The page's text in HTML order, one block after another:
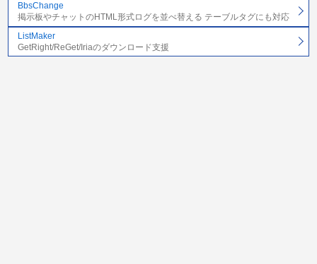
BbsChange
掲示板やチャットのHTML形式ログを並べ替える テーブルタグにも対応
ListMaker
GetRight/ReGet/Iriaのダウンロード支援